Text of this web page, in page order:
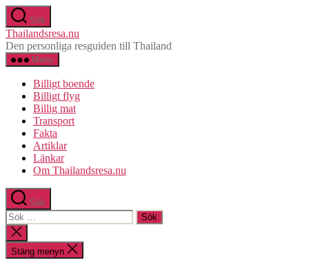
Hoppa
till
innehåll
Sök
Thailandsresa.nu
Den personliga resguiden till Thailand
Meny
Billigt boende
Billigt flyg
Billig mat
Transport
Fakta
Artiklar
Länkar
Om Thailandsresa.nu
Sök
Sök
efter:
Stäng
sökningen
Stäng menyn